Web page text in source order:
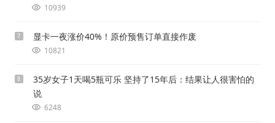
10939
7 显卡一夜涨价40%！原价预售订单直接作废
10821
8
35岁女子1天喝5瓶可乐 坚持了15年后：结果让人很害怕的
说
6248